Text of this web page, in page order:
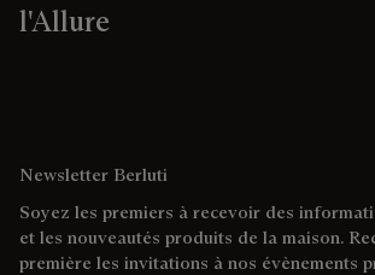
l'Allure
Newsletter Berluti
Soyez les premiers à recevoir des
et les nouveautés produits de la maison.
première les invitations à nos évènements